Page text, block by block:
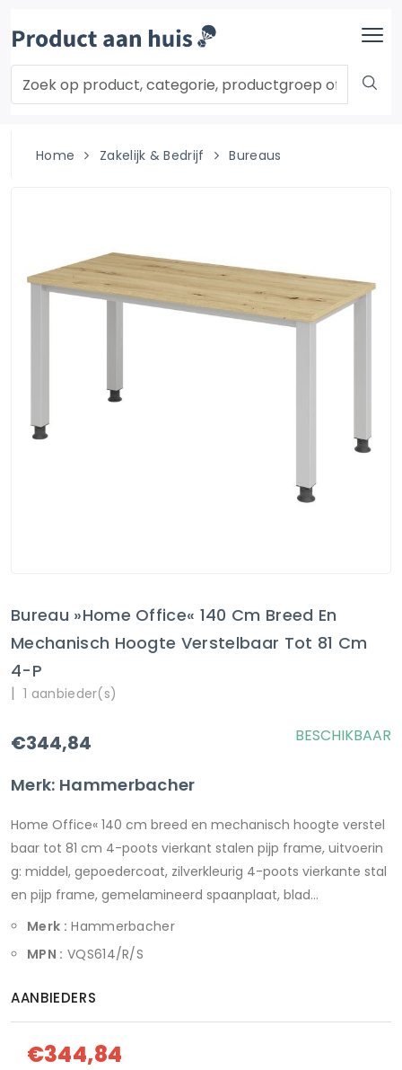
Home Zakelijk & Bedrijf Bureaus
Bureau »Home Office« 140 Cm Breed En
Mechanisch Hoogte Verstelbaar Tot 81 Cm
4-P
| 1 aanbieder(s)
€344,84
Merk: Hammerbacher
BESCHIKBAAR
Home Office« 140 cm breed en mechanisch hoogte verstel
baar tot 81 cm 4-poots vierkant stalen pijp frame, uitvoerin
g: middel, gepoedercoat, zilverkleurig 4-poots vierkante stal
en pijp frame, gemelamineerd spaanplaat, blad...
Merk : Hammerbacher
MPN : VQS614/R/S
AANBIEDERS
€344,84